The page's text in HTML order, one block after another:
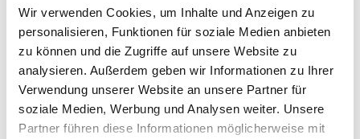
Wir verwenden Cookies, um Inhalte und Anzeigen zu
personalisieren, Funktionen für soziale Medien anbieten
zu können und die Zugriffe auf unsere Website zu
analysieren. Außerdem geben wir Informationen zu Ihrer
Verwendung unserer Website an unsere Partner für
soziale Medien, Werbung und Analysen weiter. Unsere
Partner führen diese Informationen möglicherweise mit
Hardcover, 24 x 21 cm, 240 Seiten,39,50 € (inkl. gesetzlicher MwSt.,